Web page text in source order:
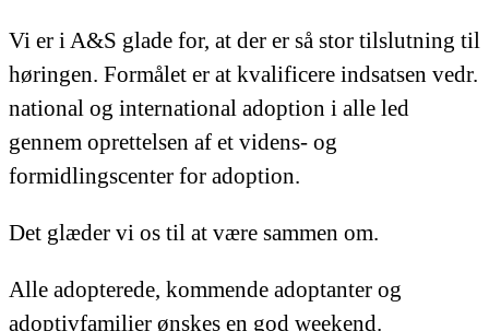
Vi er i A&S glade for, at der er så stor tilslutning til
høringen. Formålet er at kvalificere indsatsen vedr.
national og international adoption i alle led
gennem oprettelsen af et videns- og
formidlingscenter for adoption.
Det glæder vi os til at være sammen om.
Alle adopterede, kommende adoptanter og
adoptivfamilier ønskes en god weekend.